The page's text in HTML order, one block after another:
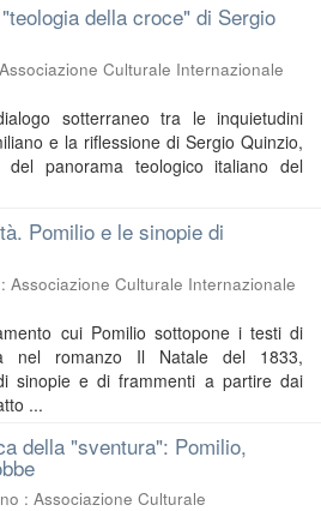
della croce" di Sergio
Culturale Internazionale
sotterraneo tra le inquietudini
e la riflessione di Sergio Quinzio,
panorama teologico italiano del
Pomilio e le sinopie di
Associazione Culturale Internazionale
cui Pomilio sottopone i testi di
nel romanzo Il Natale del 1833,
sinopie e di frammenti a partire dai
...
della "sventura": Pomilio,
: Associazione Culturale